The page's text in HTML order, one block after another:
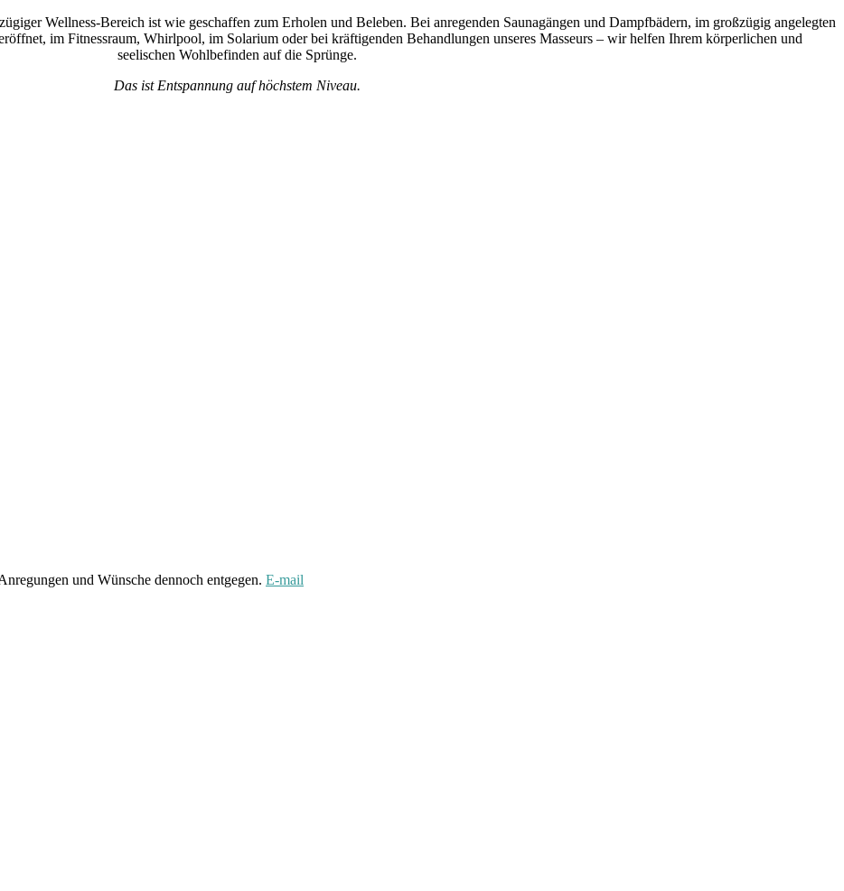
Wellness-Bereich ist wie geschaffen zum Erholen und Beleben. Bei anregenden Saunagängen und Dampfbädern, im großzügig angelegten
im Fitnessraum, Whirlpool, im Solarium oder bei kräftigenden Behandlungen unseres Masseurs – wir helfen Ihrem körperlichen und
seelischen Wohlbefinden auf die Sprünge.
Das ist Entspannung auf höchstem Niveau.
und Wünsche dennoch entgegen. E-mail